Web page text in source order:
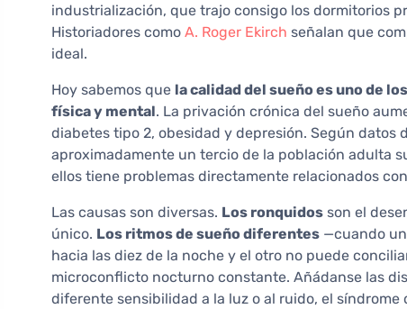
industrialización, que trajo consigo los dormitorios
Historiadores como A. Roger Ekirch señalan que
ideal.
Hoy sabemos que la calidad del sueño es uno de
física y mental. La privación crónica del sueño
diabetes tipo 2, obesidad y depresión. Según datos
aproximadamente un tercio de la población adulta
ellos tiene problemas directamente relacionados
Las causas son diversas. Los ronquidos son el
único. Los ritmos de sueño diferentes —cuando
hacia las diez de la noche y el otro no puede
microconflicto nocturno constante. Añádanse las
diferente sensibilidad a la luz o al ruido, el